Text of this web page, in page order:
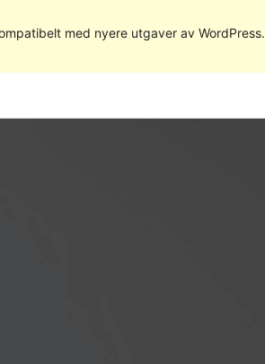
med nyere utgaver av WordPress.